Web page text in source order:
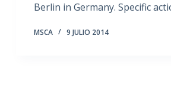
Berlin in Germany. Specific
MSCA 9 JULIO 2014